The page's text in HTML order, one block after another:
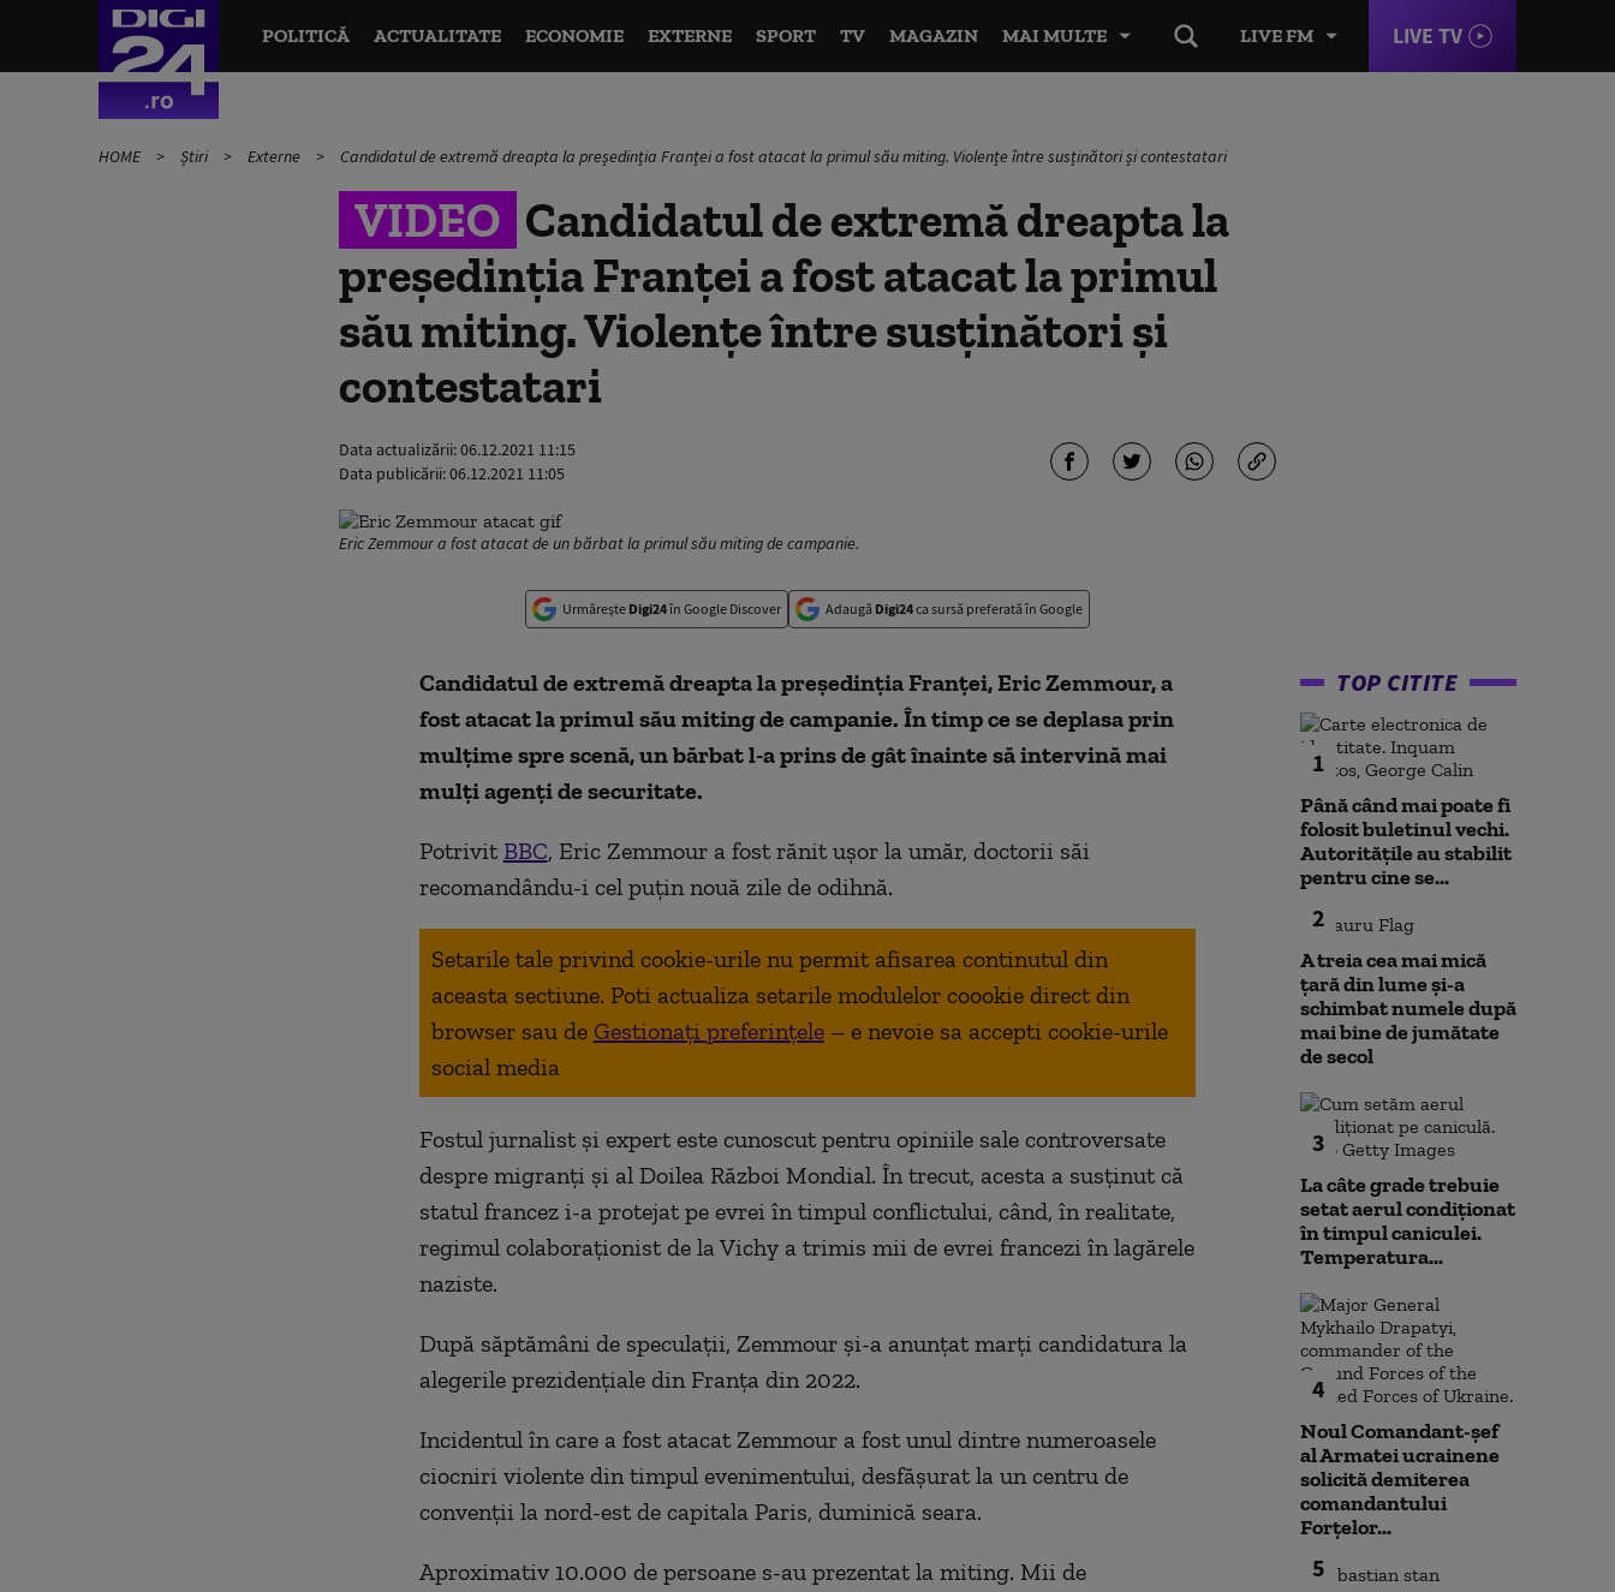
LIVE FM LIVE TV
POLITICĂ ACTUALITATE ECONOMIE EXTERNE SPORT TV MAGAZIN MAI MULTE
HOME Știri Externe Candidatul de extremă dreapta la președinția Franței a fost atacat la primul său miting. Violențe între susținători și contestatari
VIDEO Candidatul de extremă dreapta la
președinția Franței a fost atacat la primul
său miting. Violențe între susținători și
contestatari
Data actualizării:06.12.2021 11:15
Data publicării:06.12.2021 11:05
Eric Zemmour a fost atacat de un bărbat la primul său miting de campanie.
Urmărește Digi24în Google Discover Adaugă Digi24ca sursă preferată în Google
Candidatul de extremă dreapta la președinția Franței, Eric Zemmour, a
fost atacat la primul său miting de campanie. În timp ce se deplasa prin
mulțime spre scenă, un bărbat l-a prins de gât înainte să intervină mai
mulți agenți de securitate.
Potrivit BBC, Eric Zemmour a fost rănit ușor la umăr, doctorii săi
recomandându-i cel puțin nouă zile de odihnă.
Setarile tale privind cookie-urile nu permit afisarea continutul din
aceasta sectiune. Poti actualiza setarile modulelor coookie direct din
browser sau de Gestionați preferințele – e nevoie sa accepti cookie-urile
social media
Fostul jurnalist și expert este cunoscut pentru opiniile sale controversate
despre migranți și al Doilea Război Mondial. În trecut, acesta a susținut că
statul francez i-a protejat pe evrei în timpul conflictului, când, în realitate,
regimul colaboraționist de la Vichy a trimis mii de evrei francezi în lagărele
naziste.
După săptămâni de speculații, Zemmour și-a anunțat marți candidatura la
alegerile prezidențiale din Franța din 2022.
Incidentul în care a fost atacat Zemmour a fost unul dintre numeroasele
ciocniri violente din timpul evenimentului, desfășurat la un centru de
convenții la nord-est de capitala Paris, duminică seara.
Aproximativ 10.000 de persoane s-au prezentat la miting. Mii de
TOP CITITE
1
Până când mai poate fi
folosit buletinul vechi.
Autoritățile au stabilit
pentru cine se...
2
A treia cea mai mică
țară din lume și-a
schimbat numele după
mai bine de jumătate
de secol
3
La câte grade trebuie
setat aerul condiționat
în timpul caniculei.
Temperatura...
4
Noul Comandant-șef
al Armatei ucrainene
solicită demiterea
comandantului
Forțelor...
5